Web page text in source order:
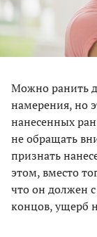
Можно ранить
намерения, но
нанесенных
не обращать
признать
этом, вместо
что он должен
концов, ущерб